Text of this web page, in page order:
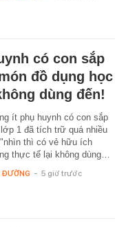
có con sắp
đồ dụng học
dùng đến!
ít phụ huynh có con sắp
1 đã tích trữ quá nhiều
thì có vẻ hữu ích
thực tế lại không dùng…
ĐƯỜNG - 5 giờ trước